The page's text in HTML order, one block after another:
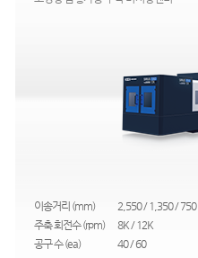
이송거리 (mm)
2,550 / 1,350 / 750
주축 회전수 (rpm)
8K / 12K
공구 수 (ea)
40 / 60